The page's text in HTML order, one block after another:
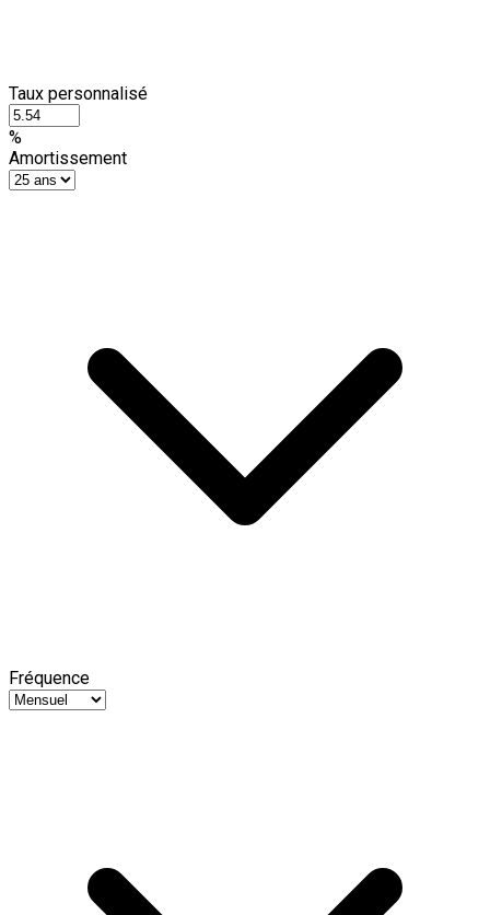
Taux personnalisé
%
Amortissement
Fréquence